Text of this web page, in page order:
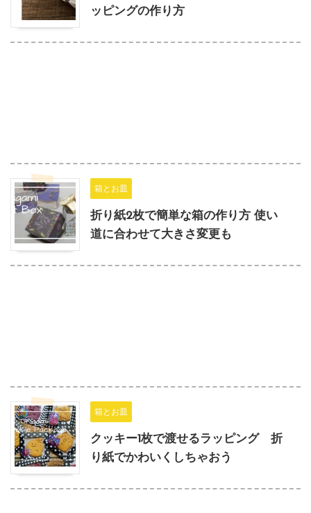
ッピングの作り方
箱とお皿
折り紙2枚で簡単な箱の作り方 使い
道に合わせて大きさ変更も
箱とお皿
クッキー1枚で渡せるラッピング 折
り紙でかわいくしちゃおう